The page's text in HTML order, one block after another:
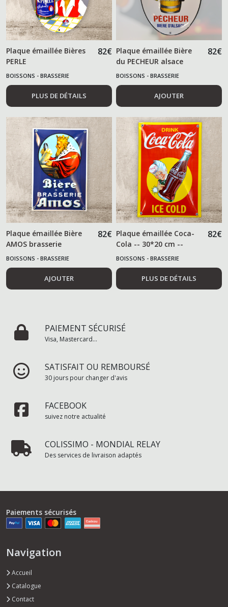
Plaque émaillée Bières
PERLE
82€
BOISSONS - BRASSERIE
PLUS DE DÉTAILS
Plaque émaillée Bière
du PECHEUR alsace
82€
BOISSONS - BRASSERIE
AJOUTER
Plaque émaillée Bière
AMOS brasserie
82€
BOISSONS - BRASSERIE
AJOUTER
Plaque émaillée Coca-
Cola -- 30*20 cm --
82€
BOISSONS - BRASSERIE
PLUS DE DÉTAILS
PAIEMENT SÉCURISÉ
Visa, Mastercard...
SATISFAIT OU REMBOURSÉ
30 jours pour changer d'avis
FACEBOOK
suivez notre actualité
COLISSIMO - MONDIAL RELAY
Des services de livraison adaptés
Paiements sécurisés
Navigation
Accueil
Catalogue
Contact